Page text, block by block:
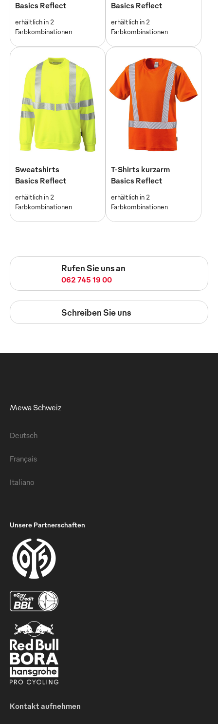
Basics Reflect
erhältlich in 2
Farbkombinationen
Basics Reflect
erhältlich in 2
Farbkombinationen
Sweatshirts
Basics Reflect
erhältlich in 2
Farbkombinationen
T-Shirts kurzarm
Basics Reflect
erhältlich in 2
Farbkombinationen
Rufen Sie uns an
062 745 19 00
Schreiben Sie uns
Mewa Schweiz
Deutsch
Français
Italiano
Unsere Partnerschaften
Kontakt aufnehmen